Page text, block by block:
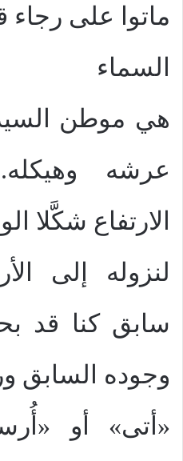
ماتوا على رجاء
السماء
هي موطن
عرشه
الارتفاع شكَّلا
لنزوله إلى
سابق كنا قد
وجوده السابق
«أتى» أو